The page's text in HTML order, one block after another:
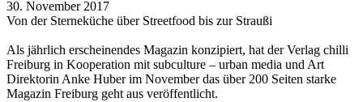
30. November 2017
Von der Sterneküche über Streetfood bis zur Straußi
Als jährlich erscheinendes Magazin konzipiert, hat der Verlag chilli
Freiburg in Kooperation mit subculture – urban media und Art
Direktorin Anke Huber im November das über 200 Seiten starke
Magazin Freiburg geht aus veröffentlicht.